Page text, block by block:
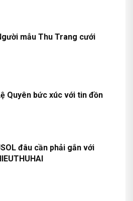
mẫu Thu Trang cưới
Quyên bức xúc với tin đồn
đâu cần phải gắn với